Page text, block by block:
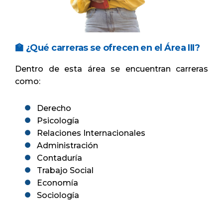
🏫 ¿Qué carreras se ofrecen en el Área III?
Dentro de esta área se encuentran carreras
como:
Derecho
Psicología
Relaciones Internacionales
Administración
Contaduría
Trabajo Social
Economía
Sociología